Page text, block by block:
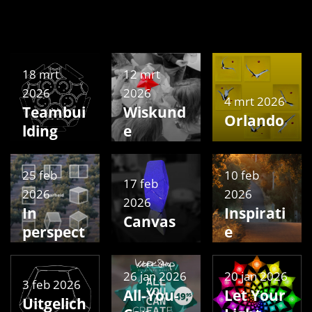
Teambui
lding
18 mrt
2026
Wiskund
e
12 mrt
2026
Orlando
4 mrt 2026
In
perspect
ief
25 feb
2026
Canvas
17 feb
2026
Inspirati
e
10 feb
2026
Uitgelich
3 feb 2026
All-You-
26 jan 2026
Let Your
20 jan 2026